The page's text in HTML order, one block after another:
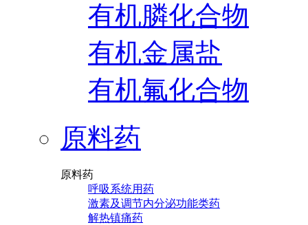
有机膦化合物
有机金属盐
有机氟化合物
原料药
原料药
呼吸系统用药
激素及调节内分泌功能类药
解热镇痛药